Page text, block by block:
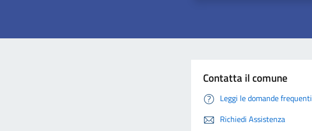
Contatta il comune
Leggi le domande frequenti
Richiedi Assistenza